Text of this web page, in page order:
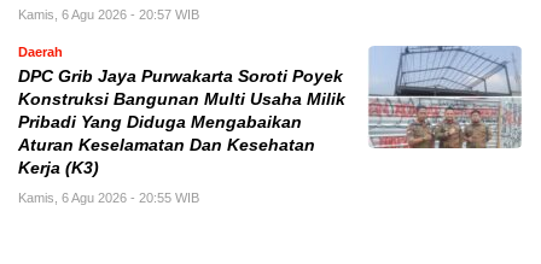
Kamis, 6 Agu 2026 - 20:57 WIB
Daerah
DPC Grib Jaya Purwakarta Soroti Poyek
Konstruksi Bangunan Multi Usaha Milik
Pribadi Yang Diduga Mengabaikan
Aturan Keselamatan Dan Kesehatan
Kerja (K3)
Kamis, 6 Agu 2026 - 20:55 WIB